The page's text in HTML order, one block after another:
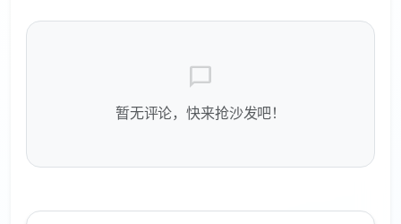
chat_bubble
暂无评论，快来抢沙发吧！